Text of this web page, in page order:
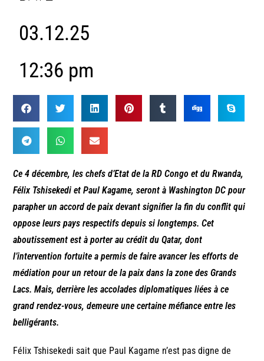
03.12.25
12:36 pm
Ce 4 décembre, les chefs d’Etat de la RD Congo et du Rwanda,
Félix Tshisekedi et Paul Kagame, seront à Washington DC pour
parapher un accord de paix devant signifier la fin du conflit qui
oppose leurs pays respectifs depuis si longtemps. Cet
aboutissement est à porter au crédit du Qatar, dont
l’intervention fortuite a permis de faire avancer les efforts de
médiation pour un retour de la paix dans la zone des Grands
Lacs. Mais, derrière les accolades diplomatiques liées à ce
grand rendez-vous, demeure une certaine méfiance entre les
belligérants.
Félix Tshisekedi sait que Paul Kagame n’est pas digne de